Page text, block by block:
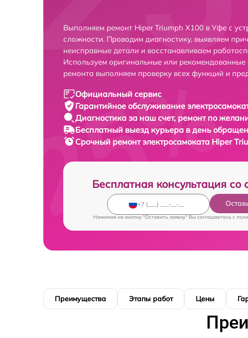
Выполняем ремонт Hiper Triumph X100 в Уфе с
сложности. Проводим диагностику, выявляем
неисправные детали и восстанавливаем
Используем оригинальные или рекомендованные
ремонта выполняем проверку всех функций и
Официальный сервис
Гарантийное обслуживание
Диагностика за наш счет, ремонт по
Бесплатный выезд курьера в день
Срочный ремонтэлектросамоката Hiper
Бесплатная консультация со
Нажимая на кнопку "Оставить заявку" Вы соглашаетесь c
Преимущества Этапы работ Цены